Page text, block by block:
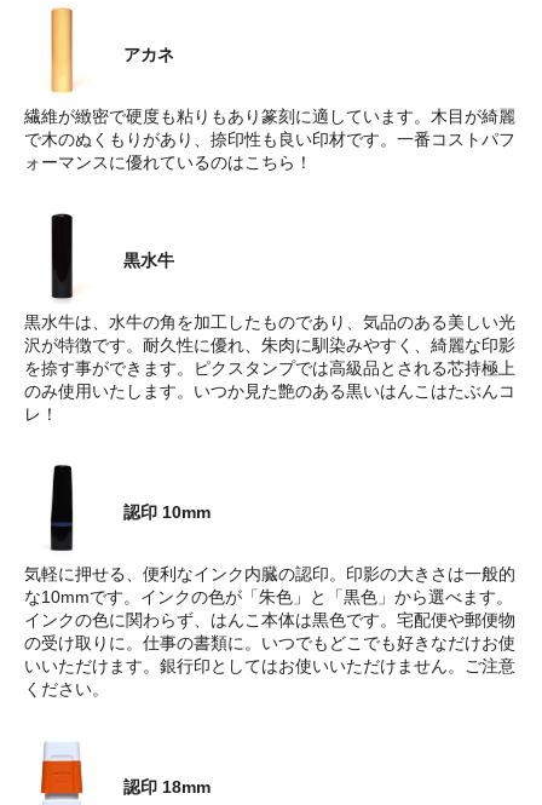
アカネ
繊維が緻密で硬度も粘りもあり篆刻に適しています。木目が綺麗
で木のぬくもりがあり、捺印性も良い印材です。一番コストパフ
ォーマンスに優れているのはこちら！
黒水牛
黒水牛は、水牛の角を加工したものであり、気品のある美しい光
沢が特徴です。耐久性に優れ、朱肉に馴染みやすく、綺麗な印影
を捺す事ができます。ピクスタンプでは高級品とされる芯持極上
のみ使用いたします。いつか見た艶のある黒いはんこはたぶんコ
レ！
認印 10mm
気軽に押せる、便利なインク内臓の認印。印影の大きさは一般的
な10mmです。インクの色が「朱色」と「黒色」から選べます。
インクの色に関わらず、はんこ本体は黒色です。宅配便や郵便物
の受け取りに。仕事の書類に。いつでもどこでも好きなだけお使
いいただけます。銀行印としてはお使いいただけません。ご注意
ください。
認印 18mm